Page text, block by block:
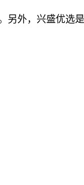
外，兴盛优选